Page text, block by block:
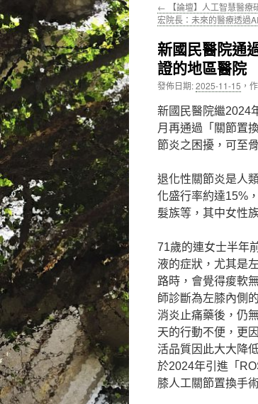
主
內
容
← 【論壇】人工智慧醫
宏院長：未來的醫療透過
新國民醫院通
證的地區醫院
發佈日期:2025-11-15 ，
新國民醫院繼2024
月再通過「關節置
節炎之困擾，可至
退化性關節炎是人
化盛行率約達15%
髮族等，其中女性
71歲的連女士半年
液的症狀，尤其是
路時，會覺得痠軟
師診斷為左膝內側
消炎止痛藥後，仍
天的行動不便，更
活品質因此大大降
於2024年引進「
膝人工關節置換手術